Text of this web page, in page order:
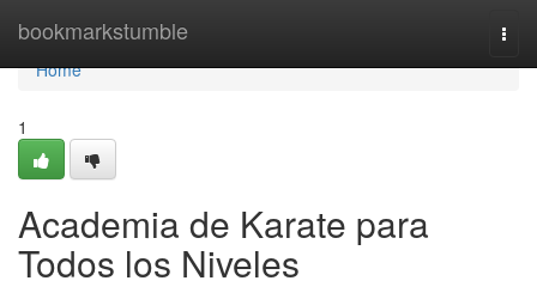
bookmarkstumble
Home
Home
1
Academia de Karate para
Todos los Niveles